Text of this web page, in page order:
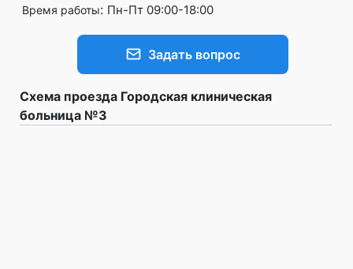
Время работы: Пн-Пт 09:00-18:00
Задать вопрос
Схема проезда Городская клиническая
больница №3